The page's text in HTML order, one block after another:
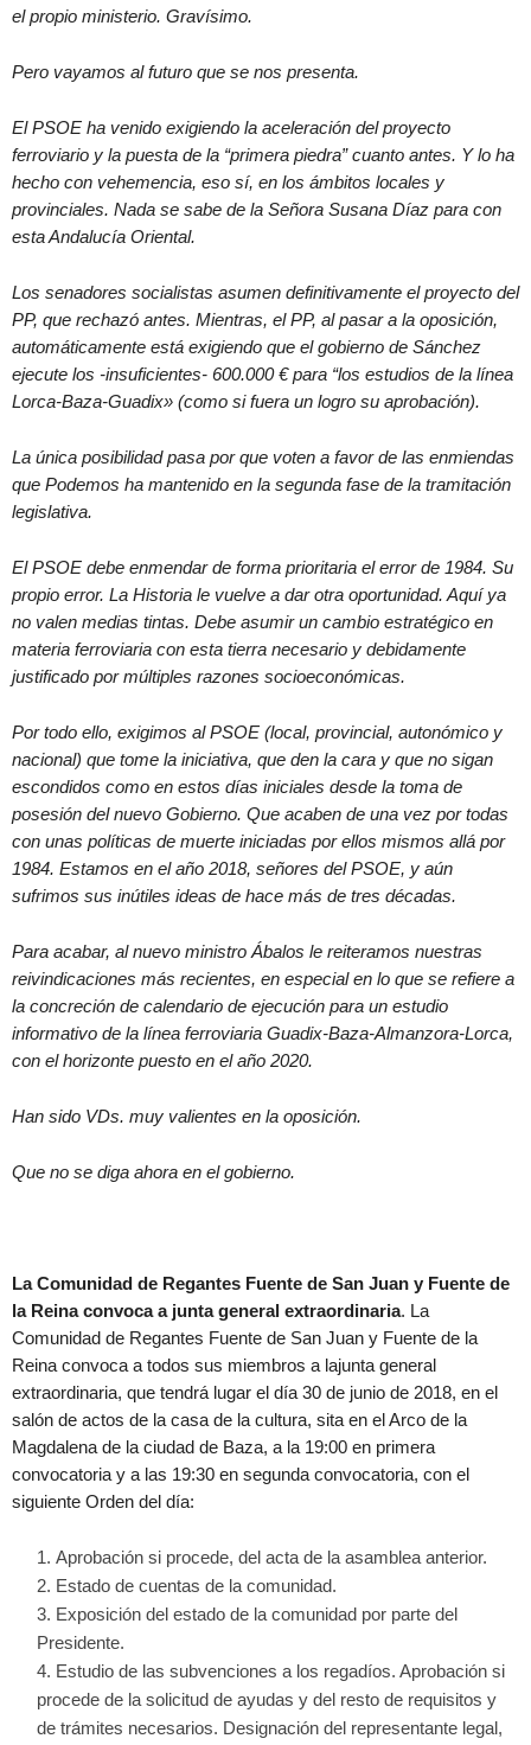
el propio ministerio. Gravísimo.
Pero vayamos al futuro que se nos presenta.
El PSOE ha venido exigiendo la aceleración del proyecto
ferroviario y la puesta de la “primera piedra” cuanto antes. Y lo ha
hecho con vehemencia, eso sí, en los ámbitos locales y
provinciales. Nada se sabe de la Señora Susana Díaz para con
esta Andalucía Oriental.
Los senadores socialistas asumen definitivamente el proyecto del
PP, que rechazó antes. Mientras, el PP, al pasar a la oposición,
automáticamente está exigiendo que el gobierno de Sánchez
ejecute los -insuficientes- 600.000 € para “los estudios de la línea
Lorca-Baza-Guadix» (como si fuera un logro su aprobación).
La única posibilidad pasa por que voten a favor de las enmiendas
que Podemos ha mantenido en la segunda fase de la tramitación
legislativa.
El PSOE debe enmendar de forma prioritaria el error de 1984. Su
propio error. La Historia le vuelve a dar otra oportunidad. Aquí ya
no valen medias tintas. Debe asumir un cambio estratégico en
materia ferroviaria con esta tierra necesario y debidamente
justificado por múltiples razones socioeconómicas.
Por todo ello, exigimos al PSOE (local, provincial, autonómico y
nacional) que tome la iniciativa, que den la cara y que no sigan
escondidos como en estos días iniciales desde la toma de
posesión del nuevo Gobierno. Que acaben de una vez por todas
con unas políticas de muerte iniciadas por ellos mismos allá por
1984. Estamos en el año 2018, señores del PSOE, y aún
sufrimos sus inútiles ideas de hace más de tres décadas.
Para acabar, al nuevo ministro Ábalos le reiteramos nuestras
reivindicaciones más recientes, en especial en lo que se refiere a
la concreción de calendario de ejecución para un estudio
informativo de la línea ferroviaria Guadix-Baza-Almanzora-Lorca,
con el horizonte puesto en el año 2020.
Han sido VDs. muy valientes en la oposición.
Que no se diga ahora en el gobierno.
La Comunidad de Regantes Fuente de San Juan y Fuente de
la Reina convoca a junta general extraordinaria. La
Comunidad de Regantes Fuente de San Juan y Fuente de la
Reina convoca a todos sus miembros a lajunta general
extraordinaria, que tendrá lugar el día 30 de junio de 2018, en el
salón de actos de la casa de la cultura, sita en el Arco de la
Magdalena de la ciudad de Baza, a la 19:00 en primera
convocatoria y a las 19:30 en segunda convocatoria, con el
siguiente Orden del día:
Aprobación si procede, del acta de la asamblea anterior.
Estado de cuentas de la comunidad.
Exposición del estado de la comunidad por parte del
Presidente.
Estudio de las subvenciones a los regadíos. Aprobación si
procede de la solicitud de ayudas y del resto de requisitos y
de trámites necesarios. Designación del representante legal,